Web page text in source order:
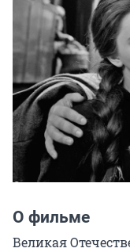
О фильме
Великая